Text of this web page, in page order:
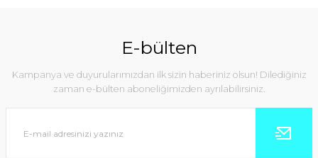
E-bülten
Kampanya ve duyurularımızdan ilk sizin haberiniz olsun! Dilediğiniz
zaman e-bülten aboneliğimizden ayrılabilirsiniz.